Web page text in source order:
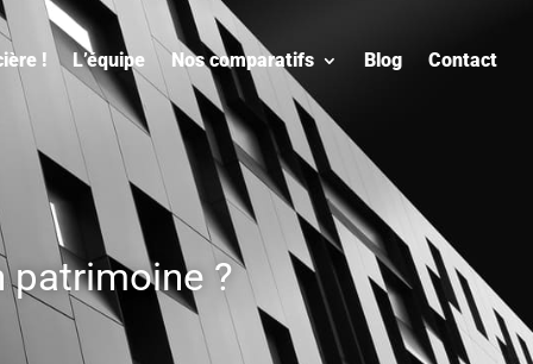
! L’équipe Nos comparatifs Blog Contact
patrimoine ?